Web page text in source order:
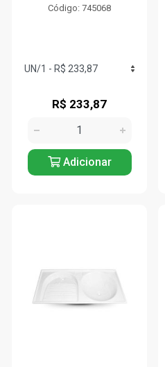
Código: 745068
R$ 233,87
Adicionar